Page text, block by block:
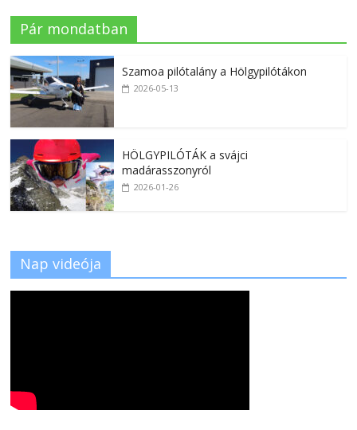
Pár mondatban
Szamoa pilótalány a Hölgypilótákon
2026-05-13
HÖLGYPILÓTÁK a svájci
madárasszonyról
2026-01-26
Nap videója